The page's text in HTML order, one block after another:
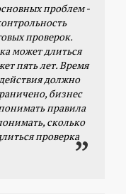
проблем -
проверок.
может длиться
пять лет. Время
должно
бизнес
правила
сколько
проверка